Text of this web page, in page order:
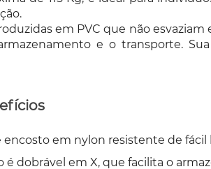
residencial.
em PVC que não
e o transporte.
em nylon resistente de fácil
dobrável em X, que facilita o